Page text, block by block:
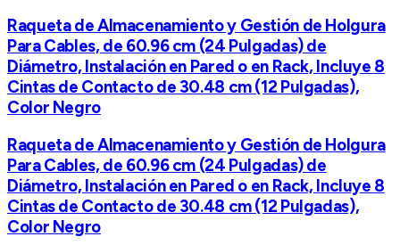
Raqueta de Almacenamiento y Gestión de Holgura
Para Cables, de 60.96 cm (24 Pulgadas) de
Diámetro, Instalación en Pared o en Rack, Incluye 8
Cintas de Contacto de 30.48 cm (12 Pulgadas),
Color Negro
Raqueta de Almacenamiento y Gestión de Holgura
Para Cables, de 60.96 cm (24 Pulgadas) de
Diámetro, Instalación en Pared o en Rack, Incluye 8
Cintas de Contacto de 30.48 cm (12 Pulgadas),
Color Negro